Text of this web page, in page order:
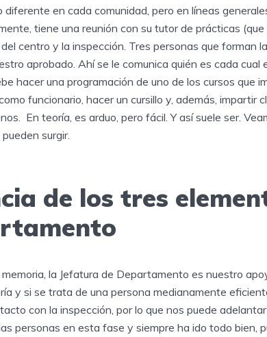
en cada comunidad, pero en líneas
tiene una reunión con su tutor de prácticas (que
centro y la inspección. Tres personas que forman
aprobado. Ahí se le comunica quién es cada cual
hacer una programación de uno de los cursos que
funcionario, hacer un cursillo y, además, impartir
En teoría, es arduo, pero fácil. Y así suele ser.
surgir.
de los tres
la Jefatura de Departamento es nuestro
y si se trata de una persona medianamente
con la inspección, por lo que nos puede
personas en esta fase y siempre ha ido todo bien,